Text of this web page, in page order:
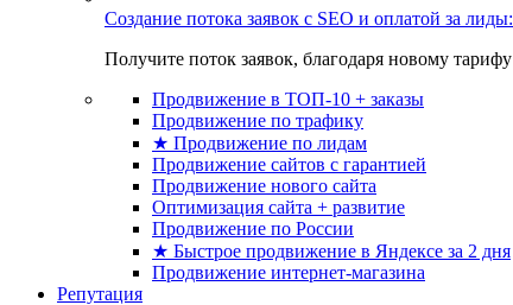
Создание потока заявок с SEO и оплатой за
Получите поток заявок, благодаря новому
Продвижение в ТОП-10 + заказы
Продвижение по трафику
★ Продвижение по лидам
Продвижение сайтов с гарантией
Продвижение нового сайта
Оптимизация сайта + развитие
Продвижение по России
★ Быстрое продвижение в Яндексе за 2 дня
Продвижение интернет-магазина
Репутация